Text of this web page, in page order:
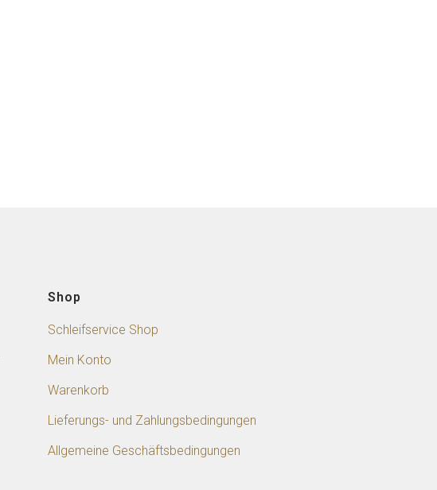
Shop
Schleifservice Shop
Mein Konto
Warenkorb
Lieferungs- und Zahlungsbedingungen
Allgemeine Geschäftsbedingungen